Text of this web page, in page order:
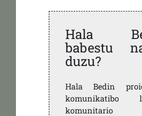
Hala
babestu
duzu?
Hala Bedin
komunikatibo
komunitario